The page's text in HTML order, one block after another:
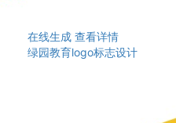
在线生成 查看详情
绿园教育logo标志设计